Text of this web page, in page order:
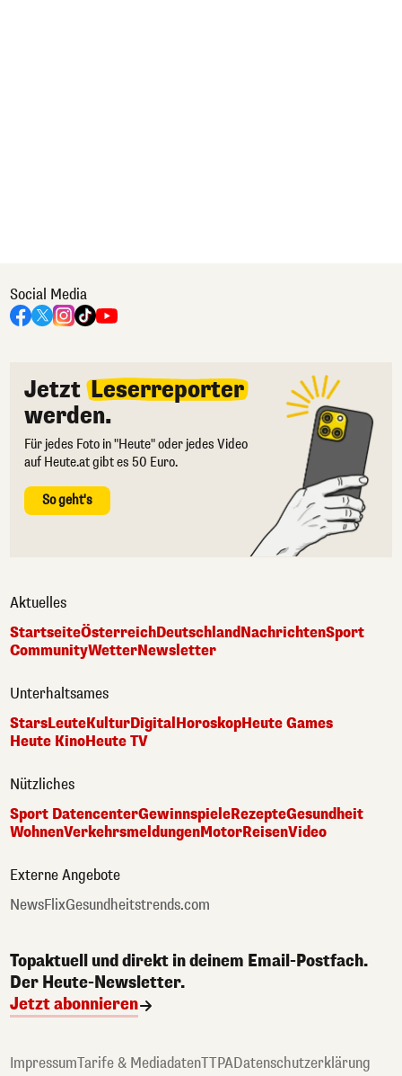
Social Media
Jetzt Leserreporter
werden.
Für jedes Foto in "Heute" oder jedes Video
auf Heute.at gibt es 50 Euro.
So geht's
Aktuelles
StartseiteÖsterreichDeutschlandNachrichtenSport
CommunityWetterNewsletter
Unterhaltsames
StarsLeuteKulturDigitalHoroskopHeute Games
Heute KinoHeute TV
Nützliches
Sport DatencenterGewinnspieleRezepteGesundheit
WohnenVerkehrsmeldungenMotorReisenVideo
Externe Angebote
NewsFlixGesundheitstrends.com
Topaktuell und direkt in deinem Email-Postfach.
Der Heute-Newsletter.
Jetzt abonnieren
ImpressumTarife & MediadatenTTPADatenschutzerklärung